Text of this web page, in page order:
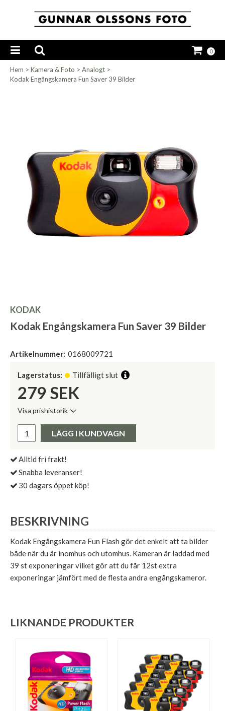
0
Hem > Kamera & Foto > Analogt >
Kodak Engångskamera Fun Saver 39 Bilder
KODAK
Kodak Engångskamera Fun Saver 39 Bilder
Artikelnummer: 0168009721
Lagerstatus: Tillfälligt slut
279 SEK
Visa prishistorik
Pris:
LÄGG I KUNDVAGN
Alltid fri frakt!
Snabba leveranser!
30 dagars öppet köp!
BESKRIVNING
Kodak Engångskamera Fun Flash gör det enkelt att ta bilder
både när du är inomhus och utomhus. Kameran är laddad med
39 st exponeringar vilket gör att du får 12st extra
exponeringar jämfört med de flesta andra engångskameror.
LIKNANDE PRODUKTER